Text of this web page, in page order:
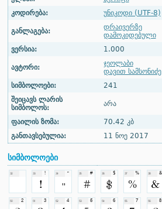
კოდირება:
უნიკოდი (UTF-8)
განლაგება:
დრაივერზე
დამოკიდებული
ვერსია:
1.000
ავტორი:
ჯეოლაბი
დავით სამსონიძე
სიმბოლოები:
241
შეიცავს ლარის
სიმბოლოს:
არა
ფაილის ზომა:
70.42 კბ
განთავსებულია:
11 ნოე 2017
სიმბოლოები